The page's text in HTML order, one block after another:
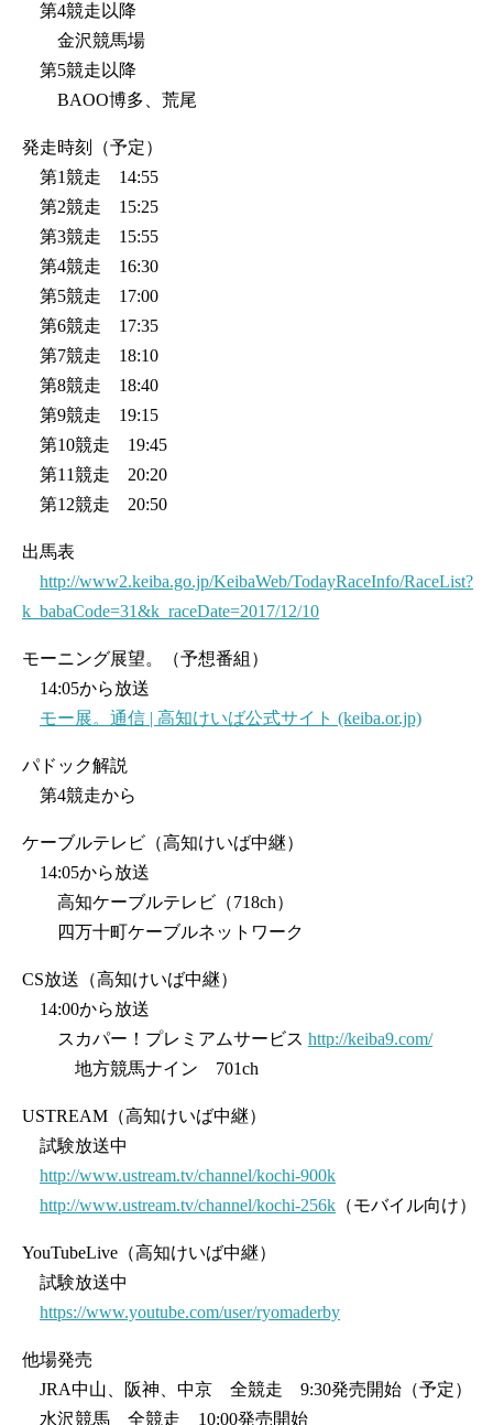
第4競走以降
金沢競馬場
第5競走以降
BAOO博多、荒尾
発走時刻（予定）
第1競走 14:55
第2競走 15:25
第3競走 15:55
第4競走 16:30
第5競走 17:00
第6競走 17:35
第7競走 18:10
第8競走 18:40
第9競走 19:15
第10競走 19:45
第11競走 20:20
第12競走 20:50
出馬表
http://www2.keiba.go.jp/KeibaWeb/TodayRaceInfo/RaceList?
k_babaCode=31&k_raceDate=2017/12/10
モーニング展望。（予想番組）
14:05から放送
モー展。通信 | 高知けいば公式サイト (keiba.or.jp)
パドック解説
第4競走から
ケーブルテレビ（高知けいば中継）
14:05から放送
高知ケーブルテレビ（718ch）
四万十町ケーブルネットワーク
CS放送（高知けいば中継）
14:00から放送
スカパー！プレミアムサービス http://keiba9.com/
地方競馬ナイン 701ch
USTREAM（高知けいば中継）
試験放送中
http://www.ustream.tv/channel/kochi-900k
http://www.ustream.tv/channel/kochi-256k （モバイル向け）
YouTubeLive（高知けいば中継）
試験放送中
https://www.youtube.com/user/ryomaderby
他場発売
JRA中山、阪神、中京 全競走 9:30発売開始（予定）
水沢競馬 全競走 10:00発売開始